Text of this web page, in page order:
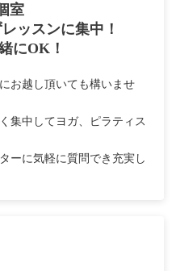
室
ッスンに集中！
にOK！
お越し頂いても構いませ
集中してヨガ、ピラティス
ーに気軽に質問でき充実し